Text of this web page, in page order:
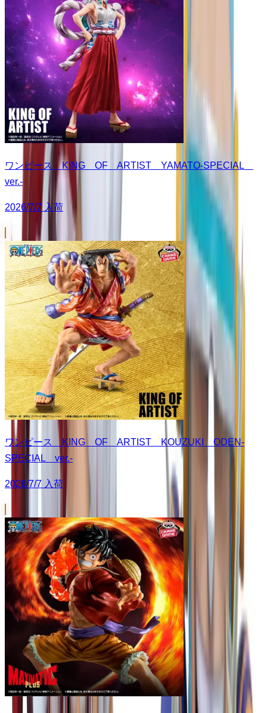
ワンピース KING OF ARTIST YAMATO-SPECIAL
ver.-
2026/7/7 入荷
ワンピース KING OF ARTIST KOUZUKI ODEN-
SPECIAL ver.-
2026/7/7 入荷